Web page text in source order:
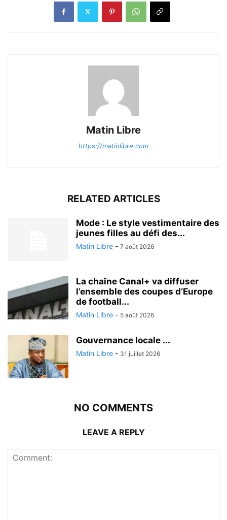
Matin Libre
https://matinlibre.com
RELATED ARTICLES
Mode : Le style vestimentaire des
jeunes filles au défi des...
Matin Libre - 7 août 2026
La chaîne Canal+ va diffuser
l’ensemble des coupes d’Europe
de football...
Matin Libre - 5 août 2026
Gouvernance locale ...
Matin Libre - 31 juillet 2026
NO COMMENTS
LEAVE A REPLY